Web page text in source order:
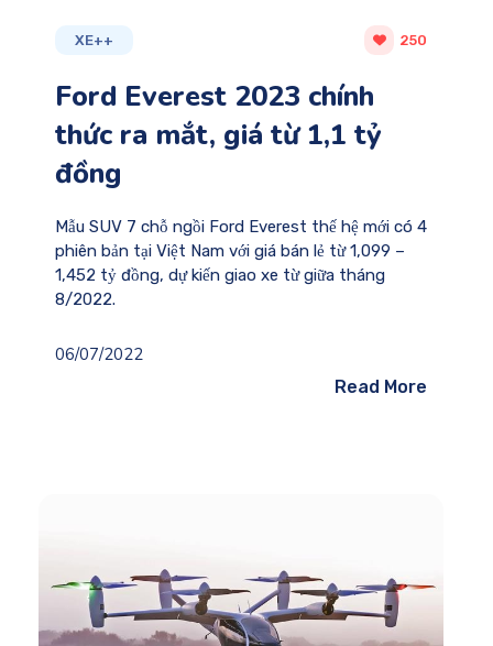
XE++ 250
Ford Everest 2023 chính
thức ra mắt, giá từ 1,1 tỷ
đồng
Mẫu SUV 7 chỗ ngồi Ford Everest thế hệ mới có 4
phiên bản tại Việt Nam với giá bán lẻ từ 1,099 –
1,452 tỷ đồng, dự kiến giao xe từ giữa tháng
8/2022.
06/07/2022
Read More